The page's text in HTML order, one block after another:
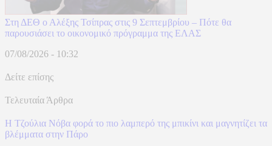
Στη ΔΕΘ ο Αλέξης Τσίπρας στις 9 Σεπτεμβρίου – Πότε θα
παρουσιάσει το οικονομικό πρόγραμμα της ΕΛΑΣ
07/08/2026 - 10:32
Δείτε επίσης
Τελευταία Άρθρα
Η Τζούλια Νόβα φορά το πιο λαμπερό της μπικίνι και μαγνητίζει τα
βλέμματα στην Πάρο